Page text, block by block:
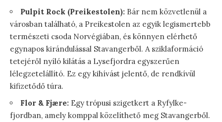
Pulpit Rock (Preikestolen): Bár nem közvetlenül a
városban található, a Preikestolen az egyik legismertebb
természeti csoda Norvégiában, és könnyen elérhető
egynapos kirándulással Stavangerből. A sziklaformáció
tetejéről nyíló kilátás a Lysefjordra egyszerűen
lélegzetelállító. Ez egy kihívást jelentő, de rendkívül
kifizetődő túra.
Flor & Fjære: Egy trópusi szigetkert a Ryfylke-
fjordban, amely komppal közelíthető meg Stavangerből.